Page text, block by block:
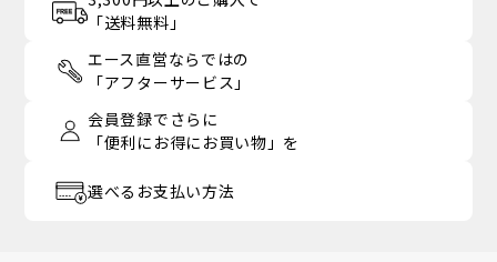
「送料無料」
エース直営ならではの
「アフターサービス」
会員登録でさらに
「便利にお得にお買い物」を
選べるお支払い方法